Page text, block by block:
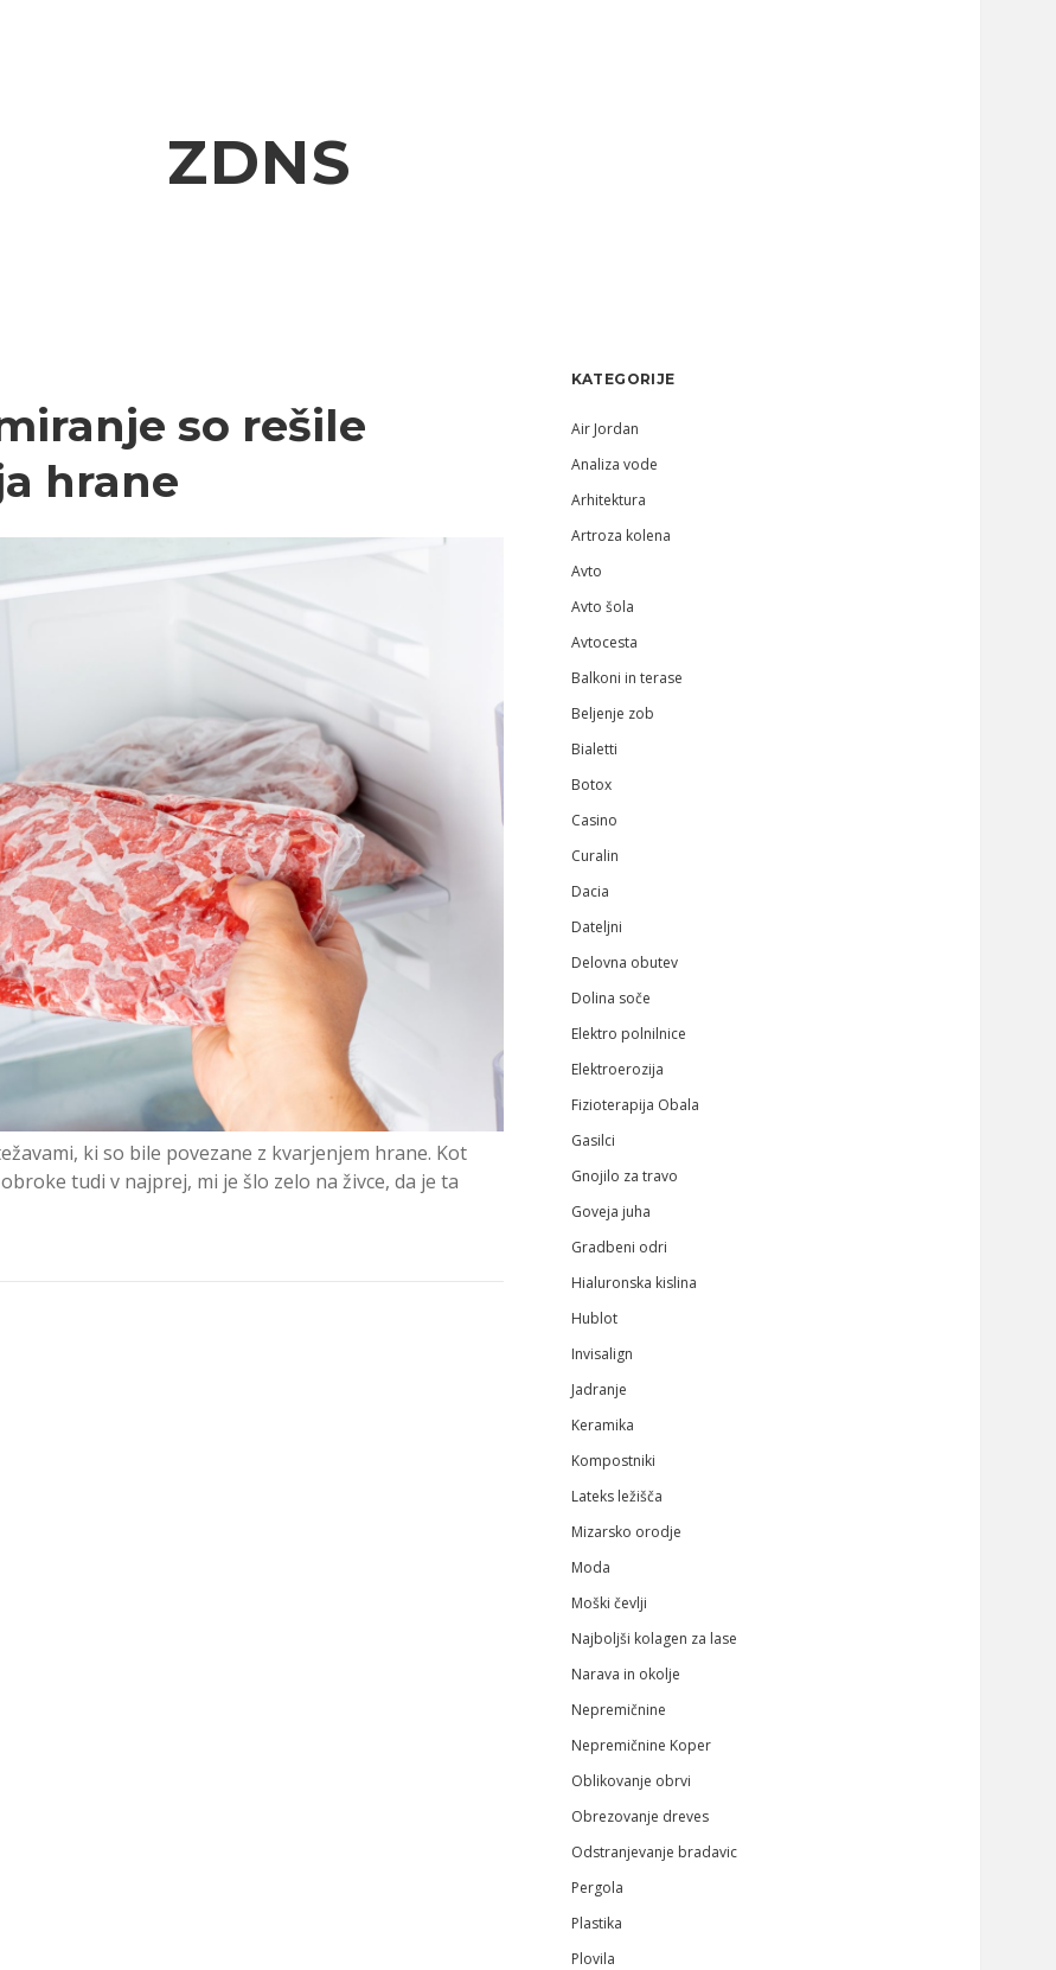
ZDNS
so rešile
hrane
ki so bile povezane z kvarjenjem hrane. Kot
tudi v najprej, mi je šlo zelo na živce, da je ta
KATEGORIJE
Air Jordan
Analiza vode
Arhitektura
Artroza kolena
Avto
Avto šola
Avtocesta
Balkoni in terase
Beljenje zob
Bialetti
Botox
Casino
Curalin
Dacia
Dateljni
Delovna obutev
Dolina soče
Elektro polnilnice
Elektroerozija
Fizioterapija Obala
Gasilci
Gnojilo za travo
Goveja juha
Gradbeni odri
Hialuronska kislina
Hublot
Invisalign
Jadranje
Keramika
Kompostniki
Lateks ležišča
Mizarsko orodje
Moda
Moški čevlji
Najboljši kolagen za lase
Narava in okolje
Nepremičnine
Nepremičnine Koper
Oblikovanje obrvi
Obrezovanje dreves
Odstranjevanje bradavic
Pergola
Plastika
Plovila